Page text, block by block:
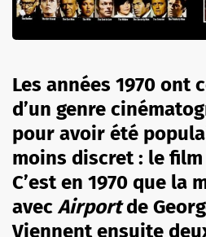
Les années 1970 ont
d’un genre
pour avoir été
moins discret : le
C’est en 1970 que la
avec Airportde
Viennent ensuite